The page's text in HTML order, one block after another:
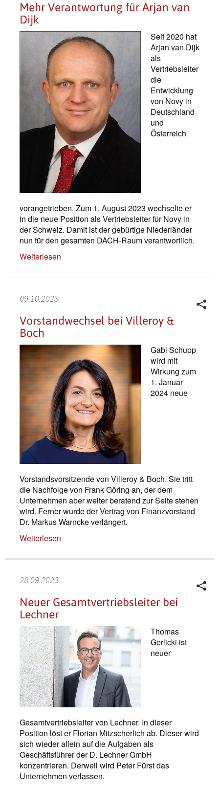
Mehr Verantwortung für Arjan van
Dijk
Seit 2020 hat
Arjan van Dijk
als
Vertriebsleiter
die
Entwicklung
von Novy in
Deutschland
und
Österreich
vorangetrieben. Zum 1. August 2023 wechselte er
in die neue Position als Vertriebsleiter für Novy in
der Schweiz. Damit ist der gebürtige Niederländer
nun für den gesamten DACH-Raum verantwortlich.
Weiterlesen
09.10.2023
Vorstandwechsel bei Villeroy &
Boch
Gabi Schupp
wird mit
Wirkung zum
1. Januar
2024 neue
Vorstandsvorsitzende von Villeroy & Boch. Sie tritt
die Nachfolge von Frank Göring an, der dem
Unternehmen aber weiter beratend zur Seite stehen
wird. Ferner wurde der Vertrag von Finanzvorstand
Dr. Markus Warncke verlängert.
Weiterlesen
28.09.2023
Neuer Gesamtvertriebsleiter bei
Lechner
Thomas
Gerlicki ist
neuer
Gesamtvertriebsleiter von Lechner. In dieser
Position löst er Florian Mitzscherlich ab. Dieser wird
sich wieder allein auf die Aufgaben als
Geschäftsführer der D. Lechner GmbH
konzentrieren. Derweil wird Peter Fürst das
Unternehmen verlassen.